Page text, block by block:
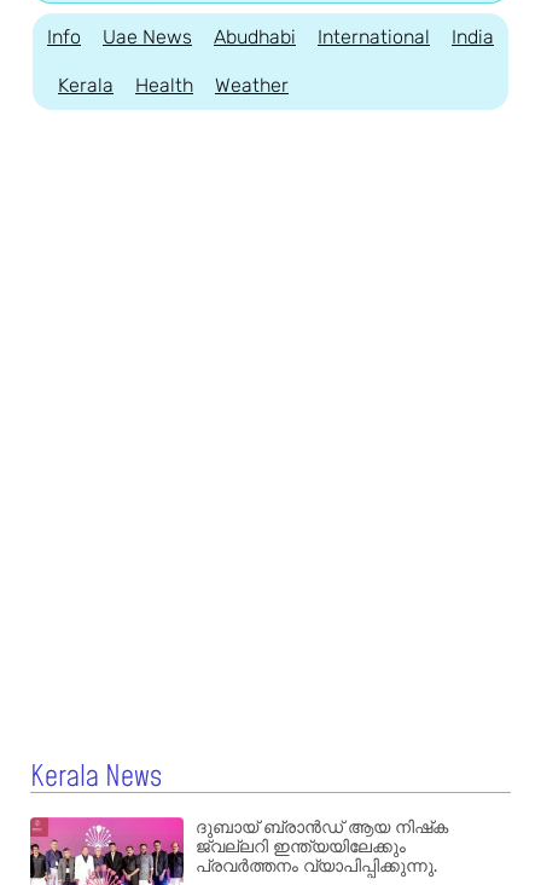
Info Uae News Abudhabi International India
Kerala Health Weather
Kerala News
ദുബായ് ബ്രാൻഡ് ആയ നിഷ്‌ക
ജ്വല്ലറി ഇന്ത്യയിലേക്കും
പ്രവർത്തനം വ്യാപിപ്പിക്കുന്നു.